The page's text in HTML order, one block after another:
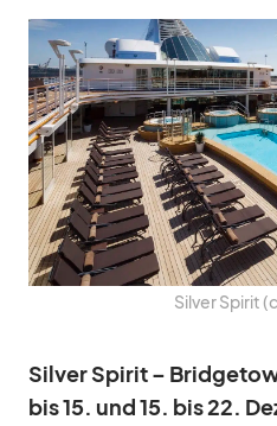
Sil­ver Spi­rit
Sil­ver Spi­rit –
bis 15. und 15. bis 22.